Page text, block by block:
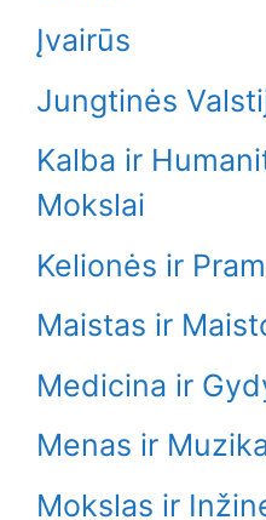
Įvairūs
Jungtinės
Kalba ir
Mokslai
Kelionės ir
Maistas ir
Medicina ir
Menas ir
Mokslas ir